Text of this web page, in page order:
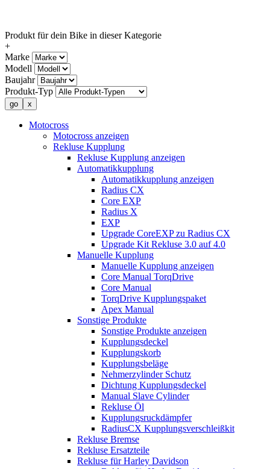
Produkt für dein Bike in dieser Kategorie
+
Marke
Modell
Baujahr
Produkt-Typ
Motocross
Motocross anzeigen
Rekluse Kupplung
Rekluse Kupplung anzeigen
Automatikkupplung
Automatikkupplung anzeigen
Radius CX
Core EXP
Radius X
EXP
Upgrade CoreEXP zu Radius CX
Upgrade Kit Rekluse 3.0 auf 4.0
Manuelle Kupplung
Manuelle Kupplung anzeigen
Core Manual TorqDrive
Core Manual
TorqDrive Kupplungspaket
Apex Manual
Sonstige Produkte
Sonstige Produkte anzeigen
Kupplungsdeckel
Kupplungskorb
Kupplungsbeläge
Nehmerzylinder Schutz
Dichtung Kupplungsdeckel
Manual Slave Cylinder
Rekluse Öl
Kupplungsruckdämpfer
RadiusCX Kupplungsverschleißkit
Rekluse Bremse
Rekluse Ersatzteile
Rekluse für Harley Davidson